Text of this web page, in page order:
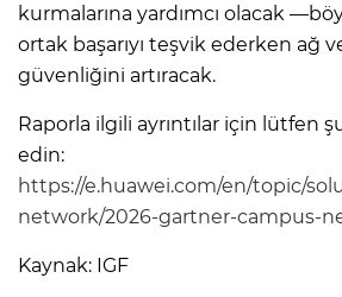
kurmalarına yardımcı olacak
ortak başarıyı teşvik ederken ağ
güvenliğini artıracak.
Raporla ilgili ayrıntılar için lütfen
edin:
https://e.huawei.com/en/topic/
network/2026-gartner-campus-
Kaynak: IGF